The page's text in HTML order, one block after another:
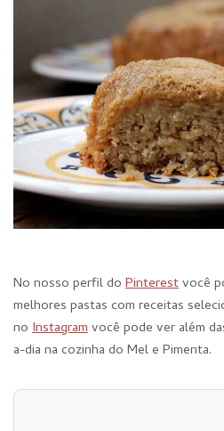
No nosso perfil do Pinterestvocê
melhores pastas com receitas
no Instagramvocê pode ver além
a-dia na cozinha do Mel e Pimenta.